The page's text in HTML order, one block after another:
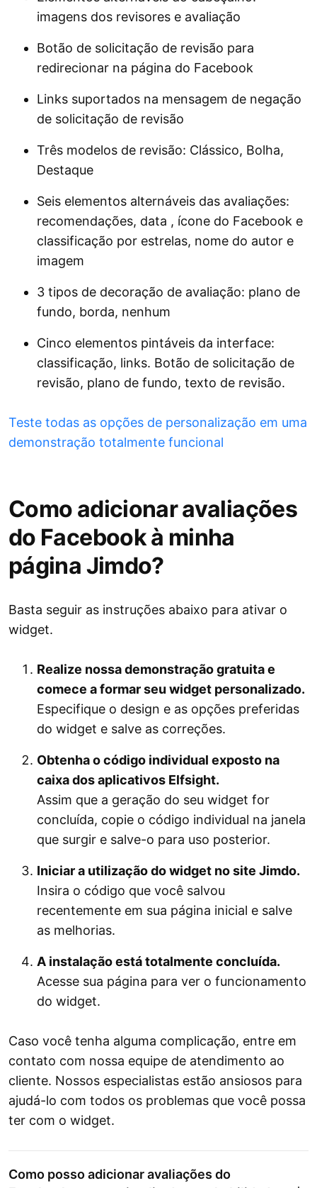
imagens dos revisores e avaliação
Botão de solicitação de revisão para
redirecionar na página do Facebook
Links suportados na mensagem de negação
de solicitação de revisão
Três modelos de revisão: Clássico, Bolha,
Destaque
Seis elementos alternáveis ​​das avaliações:
recomendações, data , ícone do Facebook e
classificação por estrelas, nome do autor e
imagem
3 tipos de decoração de avaliação: plano de
fundo, borda, nenhum
Cinco elementos pintáveis ​​da interface:
classificação, links. Botão de solicitação de
revisão, plano de fundo, texto de revisão.
Teste todas as opções de personalização em uma
demonstração totalmente funcional
Como adicionar avaliações
do Facebook à minha
página Jimdo?
Basta seguir as instruções abaixo para ativar o
widget.
Realize nossa demonstração gratuita e
comece a formar seu widget personalizado.
Especifique o design e as opções preferidas
do widget e salve as correções.
Obtenha o código individual exposto na
caixa dos aplicativos Elfsight.
Assim que a geração do seu widget for
concluída, copie o código individual na janela
que surgir e salve-o para uso posterior.
Iniciar a utilização do widget no site Jimdo.
Insira o código que você salvou
recentemente em sua página inicial e salve
as melhorias.
A instalação está totalmente concluída.
Acesse sua página para ver o funcionamento
do widget.
Caso você tenha alguma complicação, entre em
contato com nossa equipe de atendimento ao
cliente. Nossos especialistas estão ansiosos para
ajudá-lo com todos os problemas que você possa
ter com o widget.
Como posso adicionar avaliações do